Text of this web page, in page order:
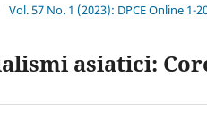
Vol. 57 No. 1 (2023): DPCE Online 1-
asiatici: